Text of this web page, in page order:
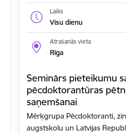
Laiks
Visu dienu
Atrašanās vieta
Rīga
Seminārs pieteikumu
pēcdoktorantūras
saņemšanai
Mērķgrupa Pēcdoktoranti,
augstskolu un Latvijas